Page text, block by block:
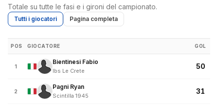
Totale su tutte le fasi e i gironi del campionato.
Tutti i giocatori Pagina completa
POS GIOCATORE GOL
1
Bientinesi Fabio
Ibs Le Crete
50
2
Pagni Ryan
Scintilla 1945
31